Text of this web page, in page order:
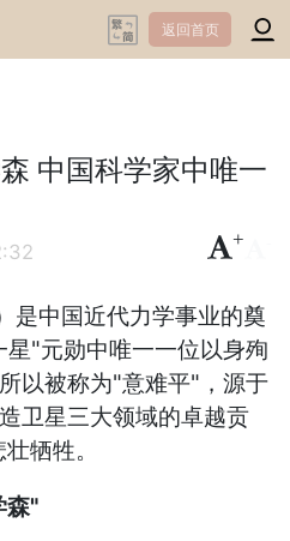
返回首页
中国科学家中唯一
+
中国近代力学事业的奠
"元勋中唯一一位以身殉
以被称为"意难平"，源于
卫星三大领域的卓越贡
牺牲。
森"